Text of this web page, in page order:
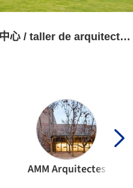
Eureka学校中心 / taller de arquitectura de bogotá
AMM Arquitectes